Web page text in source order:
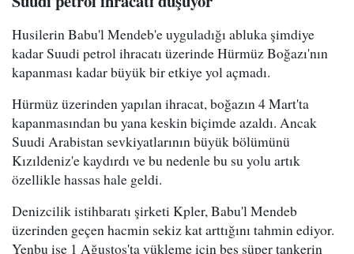
Husilerin Babu'l Mendeb'e uyguladığı abluka şimdiye
kadar Suudi petrol ihracatı üzerinde Hürmüz Boğazı'nın
kapanması kadar büyük bir etkiye yol açmadı.
Hürmüz üzerinden yapılan ihracat, boğazın 4 Mart'ta
kapanmasından bu yana keskin biçimde azaldı. Ancak
Suudi Arabistan sevkiyatlarının büyük bölümünü
Kızıldeniz'e kaydırdı ve bu nedenle bu su yolu artık
özellikle hassas hale geldi.
Denizcilik istihbaratı şirketi Kpler, Babu'l Mendeb
üzerinden geçen hacmin sekiz kat arttığını tahmin ediyor.
Yenbu ise 1 Ağustos'ta yükleme için beş süper tankerin